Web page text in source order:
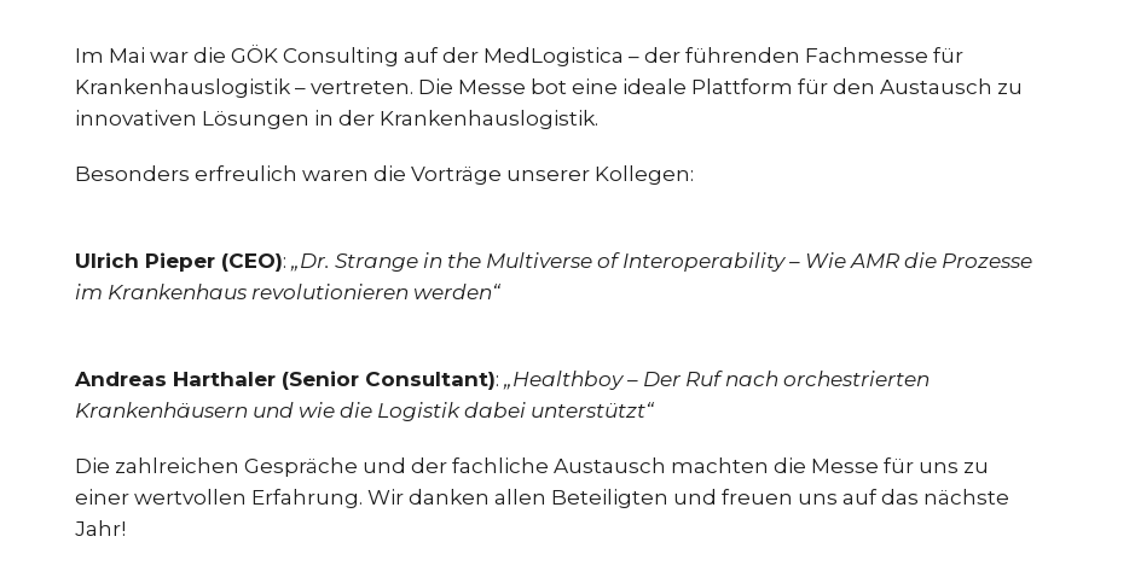
Im Mai war die GÖK Consulting auf der MedLogistica – der führenden Fachmesse für
Krankenhauslogistik – vertreten. Die Messe bot eine ideale Plattform für den Austausch zu
innovativen Lösungen in der Krankenhauslogistik.
Besonders erfreulich waren die Vorträge unserer Kollegen:
Ulrich Pieper (CEO): „Dr. Strange in the Multiverse of Interoperability – Wie AMR die Prozesse
im Krankenhaus revolutionieren werden“
Andreas Harthaler (Senior Consultant): „Healthboy – Der Ruf nach orchestrierten
Krankenhäusern und wie die Logistik dabei unterstützt“
Die zahlreichen Gespräche und der fachliche Austausch machten die Messe für uns zu
einer wertvollen Erfahrung. Wir danken allen Beteiligten und freuen uns auf das nächste
Jahr!